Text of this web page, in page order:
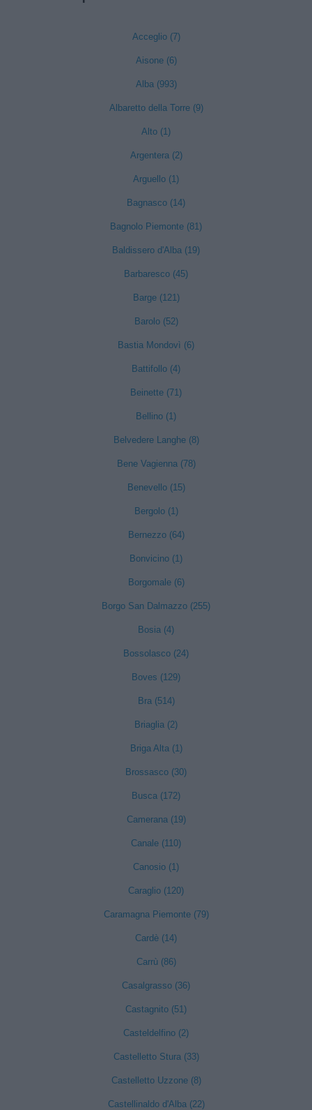
Acceglio (7)
Aisone (6)
Alba (993)
Albaretto della Torre (9)
Alto (1)
Argentera (2)
Arguello (1)
Bagnasco (14)
Bagnolo Piemonte (81)
Baldissero d'Alba (19)
Barbaresco (45)
Barge (121)
Barolo (52)
Bastia Mondovì (6)
Battifollo (4)
Beinette (71)
Bellino (1)
Belvedere Langhe (8)
Bene Vagienna (78)
Benevello (15)
Bergolo (1)
Bernezzo (64)
Bonvicino (1)
Borgomale (6)
Borgo San Dalmazzo (255)
Bosia (4)
Bossolasco (24)
Boves (129)
Bra (514)
Briaglia (2)
Briga Alta (1)
Brossasco (30)
Busca (172)
Camerana (19)
Canale (110)
Canosio (1)
Caraglio (120)
Caramagna Piemonte (79)
Cardè (14)
Carrù (86)
Casalgrasso (36)
Castagnito (51)
Casteldelfino (2)
Castelletto Stura (33)
Castelletto Uzzone (8)
Castellinaldo d'Alba (22)